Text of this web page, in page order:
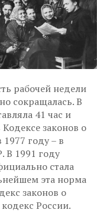
рабочей недели
сокращалась. В
41 час и
законов о
году – в
В 1991 году
стала
эта норма
законов о
России.